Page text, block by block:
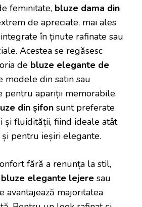
feminitate, bluze dama din
de apreciate, mai ales
în ținute rafinate sau
Acestea se regăsesc
de bluze elegante de
modele din satin sau
pentru apariții memorabile.
din șifon sunt preferate
și fluidității, fiind ideale atât
pentru ieșiri elegante.
fără a renunța la stil,
bluze elegante lejere sau
avantajează majoritatea